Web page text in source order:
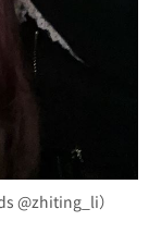
@zhiting_li）